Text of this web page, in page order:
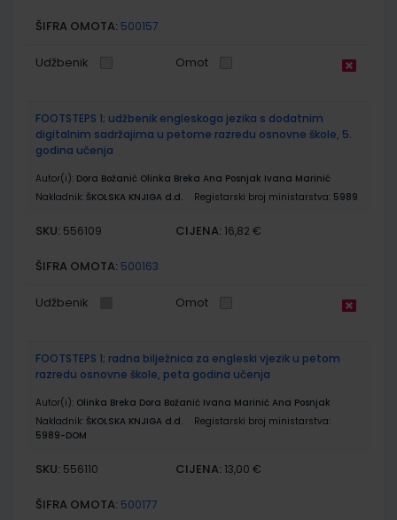
ŠIFRA OMOTA: 500157
Udžbenik Omot
FOOTSTEPS 1; udžbenik engleskoga jezika s dodatnim
digitalnim sadržajima u petome razredu osnovne škole, 5.
godina učenja
Autor(i): Dora Božanić Olinka Breka Ana Posnjak Ivana Marinić
Nakladnik: ŠKOLSKA KNJIGA d.d. Registarski broj ministarstva: 5989
SKU: 556109 CIJENA: 16,82 €
ŠIFRA OMOTA: 500163
Udžbenik Omot
FOOTSTEPS 1; radna bilježnica za engleski vjezik u petom
razredu osnovne škole, peta godina učenja
Autor(i): Olinka Breka Dora Božanić Ivana Marinić Ana Posnjak
Nakladnik: ŠKOLSKA KNJIGA d.d.
Registarski broj ministarstva:
5989-DOM
SKU: 556110 CIJENA: 13,00 €
ŠIFRA OMOTA: 500177